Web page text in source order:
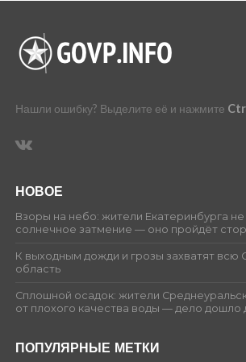
Нашли ошибку? Выделите её и нажмите
НОВОЕ
Взоры на небо: жители Екатеринбурга не
солнечное затмение — оно пройдёт
К выходным дожди и грозы захватят всю
область
Сплошной осадок: жители
от плохого качества воды — дело дошло
ПОПУЛЯРНЫЕ МЕТКИ